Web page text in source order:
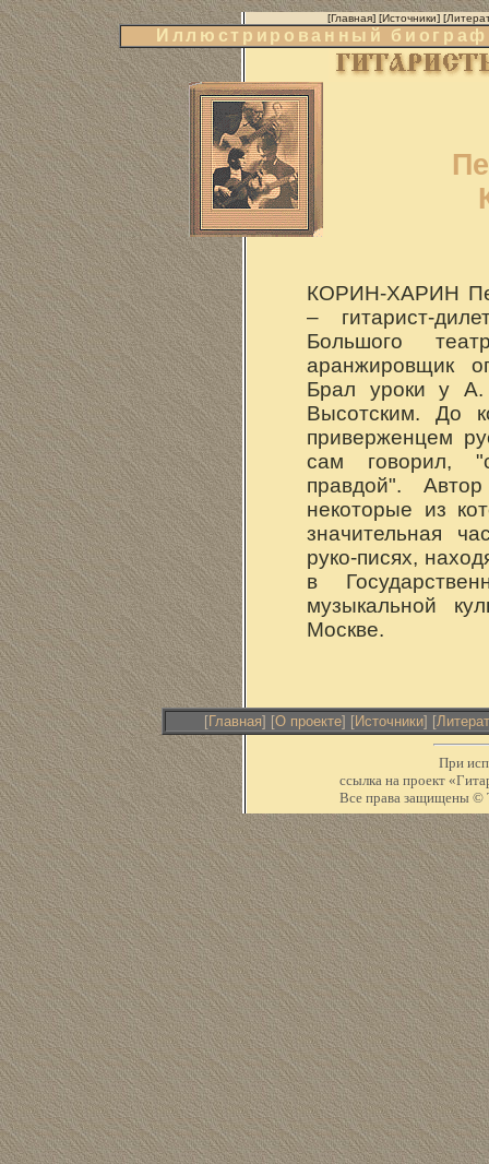
[Главная] [Источники] [
Иллюстрированный
КОРИН-ХАРИН
– гитарист-
Большого
аранжировщик
Брал уроки у
Высотским. До
приверженцем
сам говорил,
правдой".
некоторые из
значительная
руко-писях,
в
музыкальной
Москве.
[Главная] [О проекте] [Источники] [
При
ссылка на проект
Все права защищены ©